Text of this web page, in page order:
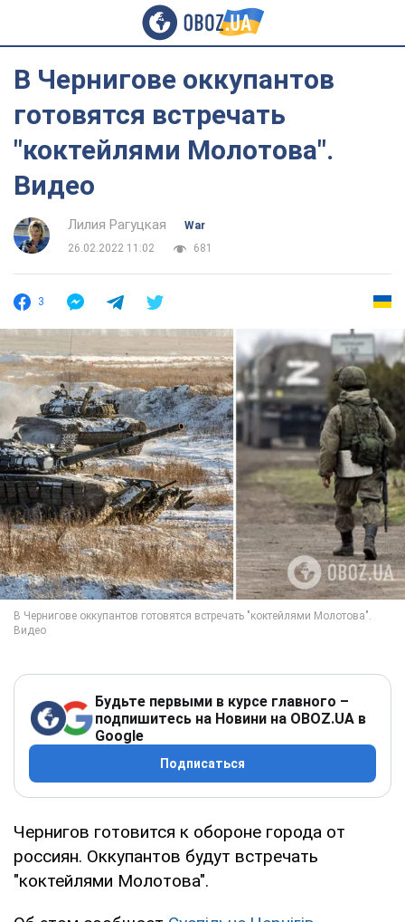
В Чернигове оккупантов
готовятся встречать
"коктейлями Молотова".
Видео
Лилия Рагуцкая
War
26.02.2022 11:02
681
3
Будьте первыми в курсе главного –
подпишитесь на Новини на OBOZ.UA в
Google
Подписаться
Чернигов готовится к обороне города от
россиян. Оккупантов будут встречать
"коктейлями Молотова".